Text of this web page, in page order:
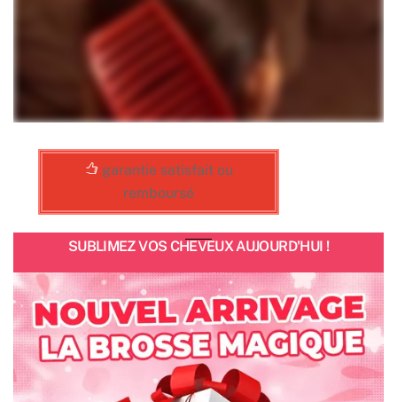
garantie satisfait ou
remboursé
SUBLIMEZ VOS CHEVEUX AUJOURD'HUI !